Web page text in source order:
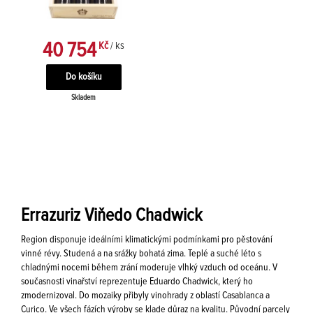
40 754 Kč / ks
Skladem
Errazuriz Viňedo Chadwick
Region disponuje ideálními klimatickými podmínkami pro pěstování
vinné révy. Studená a na srážky bohatá zima. Teplé a suché léto s
chladnými nocemi během zrání moderuje vlhký vzduch od oceánu. V
současnosti vinařství reprezentuje Eduardo Chadwick, který ho
zmodernizoval. Do mozaiky přibyly vinohrady z oblastí Casablanca a
Curico. Ve všech fázích výroby se klade důraz na kvalitu. Původní parcely